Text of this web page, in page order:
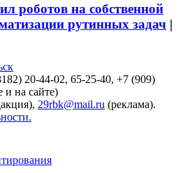
роботов на собственной
рутинных задач |
20-44-02, 65-25-40, +7 (909)
и на сайте)
29rbk@mail.ru (реклама).